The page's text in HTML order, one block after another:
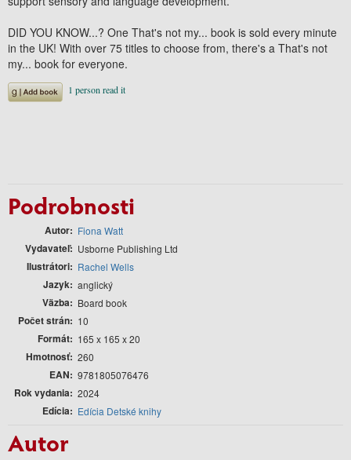
DID YOU KNOW...? One That's not my... book is sold every minute
in the UK! With over 75 titles to choose from, there's a That's not
my... book for everyone.
Podrobnosti
Autor Fiona Watt
Vydavateľ Usborne Publishing Ltd
Ilustrátori Rachel Wells
Jazyk anglický
Väzba Board book
Počet strán 10
Formát 165 x 165 x 20
Hmotnosť 260
EAN 9781805076476
Rok vydania 2024
Edícia Edícia Detské knihy
Autor